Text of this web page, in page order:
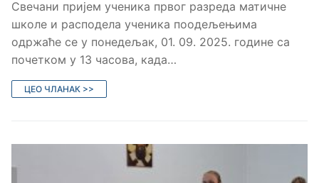
Свечани пријем ученика првог разреда матичне
школе и расподела ученика поодељењима
одржаће се у понедељак, 01. 09. 2025. године са
почетком у 13 часова, када…
ЦЕО ЧЛАНАК >>